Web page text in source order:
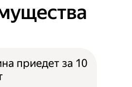
приедет за 10